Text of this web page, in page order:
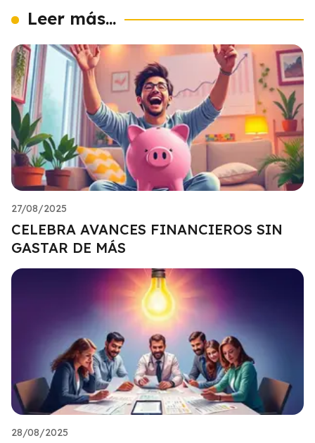
Leer más...
27/08/2025
CELEBRA AVANCES FINANCIEROS SIN
GASTAR DE MÁS
28/08/2025